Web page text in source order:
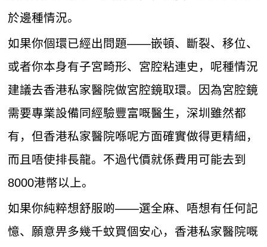
於邊種情況。
如果你個環已經出問題——嵌頓、斷裂、移位、
或者你本身有子宮畸形、宮腔粘連史，呢種情況
建議去香港私家醫院做宮腔鏡取環。因為宮腔鏡
需要專業設備同經驗豐富嘅醫生，深圳雖然都
有，但香港私家醫院喺呢方面確實做得更精細，
而且唔使排長龍。不過代價就係費用可能去到
8000港幣以上。
如果你純粹想舒服啲——選全麻、唔想有任何記
憶、願意畀多幾千蚊買個安心，香港私家醫院嘅